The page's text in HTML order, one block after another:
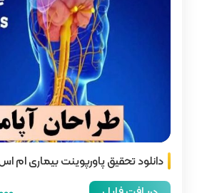
بیماری ام اس